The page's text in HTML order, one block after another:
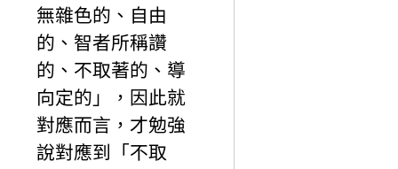
無雜色的、自由
的、智者所稱讚
的、不取著的、導
向定的」，因此就
對應而言，才勉強
說對應到「不取